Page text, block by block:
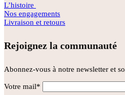
L’histoire
Nos engagements
Livraison et retours
Rejoignez la communauté
Abonnez-vous à notre newsletter et
Votre mail*